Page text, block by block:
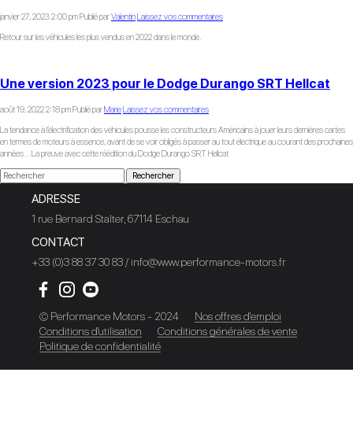
janvier 27, 2023 2:00 pm Publié parValentinLaissez vos commentaires
Retour sur les véhicules les plus vendus en 2022 dans le monde.
Une version 2023 pour le Dodge Durango SRT Hellcat
août 19, 2022 2:18 pmPublié parMarieLaissez vos commentaires
La tendance à l’électrification des véhicules pousse les constructeurs Américains à jouer leurs dernières cartes
en termes de moteurs à essence, avant de se voir obligés à passer au tout électrique au courant des prochaines
années... La preuve avec cette réédition du Dodge Durango SRT Hellcat
Rechercher
ADRESSE
1 rue Bernard Stalter, 67114 Eschau
CONTACT
+33 (0)3 88 37 30 83 / info@www.performance-motors.fr
© Performance Motors - 2024
Nos offres d'emploi
Conditions d'utilisation
Conditions générales de vente
Politique de confidentialité